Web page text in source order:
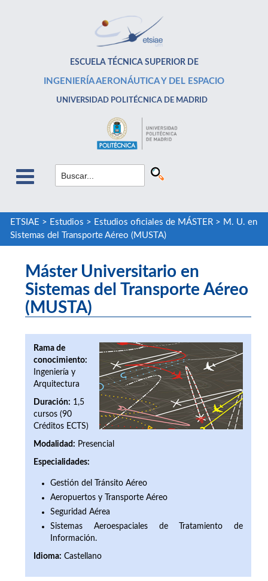
ESCUELA TÉCNICA SUPERIOR DE
INGENIERÍA AERONÁUTICA Y DEL ESPACIO
UNIVERSIDAD POLITÉCNICA DE MADRID
ETSIAE > Estudios > Estudios oficiales de MÁSTER> M. U. en
Sistemas del Transporte Aéreo (MUSTA)
Máster Universitario en
Sistemas del Transporte Aéreo
(MUSTA)
Rama de
conocimiento:
Ingeniería y
Arquitectura
Duración: 1,5
cursos (90
Créditos ECTS)
Modalidad: Presencial
Especialidades:
Gestión del Tránsito Aéreo
Aeropuertos y Transporte Aéreo
Seguridad Aérea
Sistemas Aeroespaciales de Tratamiento de
Información.
Idioma: Castellano